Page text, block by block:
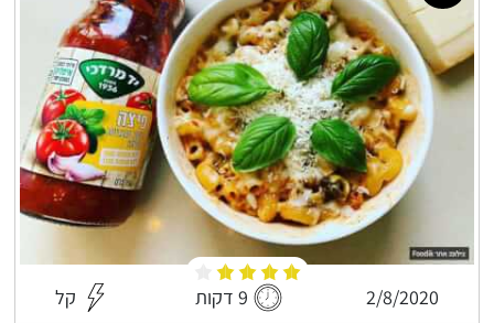
2/8/2020 9 דקות קל